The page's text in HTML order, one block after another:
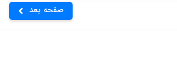
صفحه بعد